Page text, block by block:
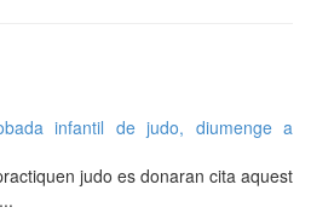
infantil de judo, diumenge a
judo es donaran cita aquest